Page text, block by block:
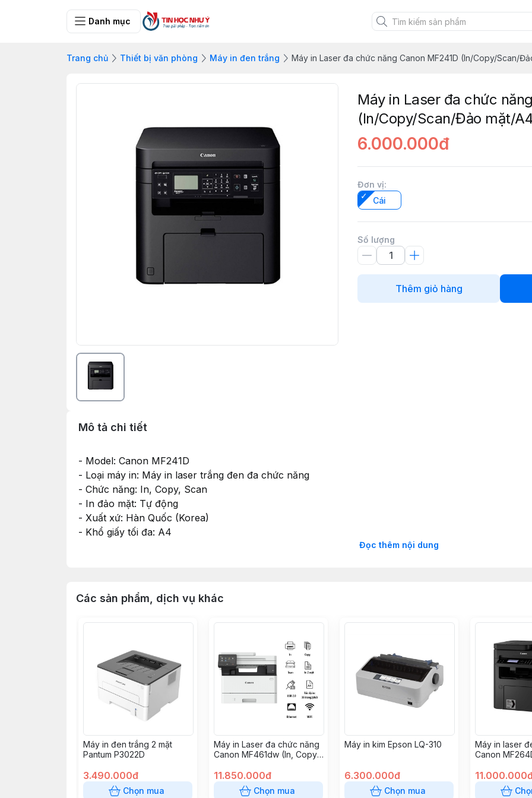
Danh mục
Trang chủ Thiết bị văn phòng Máy in đen trắng Máy in Laser đa chức năng Canon MF241D (In/Copy/Scan/
Máy in Laser đa chức
(In/Copy/Scan/Đảo mặt/
6.000.000đ
Đơn vị:
Cái
Số lượng
Thêm giỏ hàng
Mô tả chi tiết
- Model: Canon MF241D
- Loại máy in: Máy in laser trắng đen đa chức năng
- Chức năng: In, Copy, Scan
- In đảo mặt: Tự động
- Xuất xứ: Hàn Quốc (Korea)
- Khổ giấy tối đa: A4
- Kết nối: USB 2.0
- Tốc độ in đen trắng: 27 tờ/phút
- Điện áp: AC 220 - 240V (±10%), 50 / 60Hz (±2Hz)
Đọc thêm nội dung
Các sản phẩm, dịch vụ khác
Máy in đen trắng 2 mặt
Pantum P3022D
3.490.000đ
Chọn mua
Máy in Laser đa chức năng
Canon MF461dw (In, Copy,
động)
11.850.000đ
Chọn mua
Máy in kim Epson LQ-310
6.300.000đ
Chọn mua
Máy in laser
Canon